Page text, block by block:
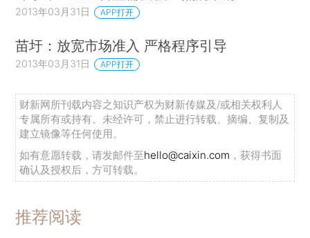
2013年03月31日 APP打开
苗圩：放宽市场准入 严格程序引导
2013年03月31日 APP打开
财新网所刊载内容之知识产权为财新传媒及/或相关权利人
专属所有或持有。未经许可，禁止进行转载、摘编、复制及
建立镜像等任何使用。
如有意愿转载，请发邮件至hello@caixin.com ，获得书面
确认及授权后，方可转载。
推荐阅读